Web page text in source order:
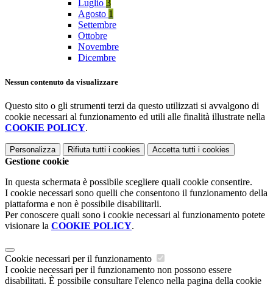
Luglio 3
Agosto 1
Settembre
Ottobre
Novembre
Dicembre
Nessun contenuto da visualizzare
Questo sito o gli strumenti terzi da questo utilizzati si avvalgono di
cookie necessari al funzionamento ed utili alle finalità illustrate nella
COOKIE POLICY.
Personalizza Rifiuta tutti i cookies Accetta tutti i cookies
Gestione cookie
In questa schermata è possibile scegliere quali cookie consentire.
I cookie necessari sono quelli che consentono il funzionamento della
piattaforma e non è possibile disabilitarli.
Per conoscere quali sono i cookie necessari al funzionamento potete
visionare la COOKIE POLICY.
Cookie necessari per il funzionamento
I cookie necessari per il funzionamento non possono essere
disabilitati. È possibile consultare l'elenco nella pagina della cookie